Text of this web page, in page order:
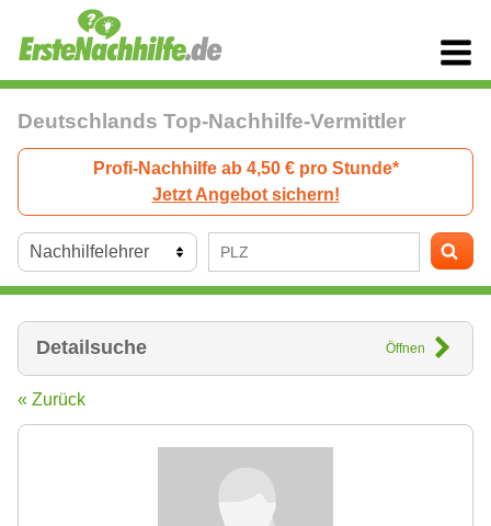
Deutschlands Top-Nachhilfe-Vermittler
Profi-Nachhilfe ab 4,50 € pro Stunde*
Jetzt Angebot sichern!
Detailsuche Öffnen
« Zurück